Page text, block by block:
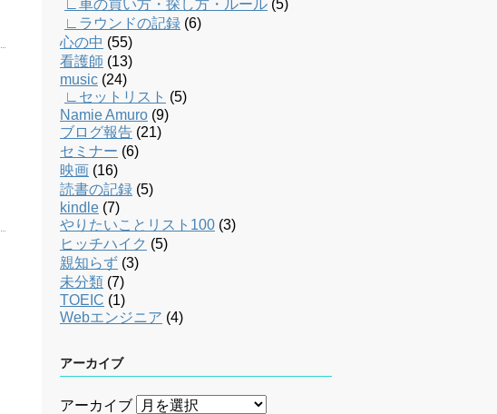
∟車の買い方・探し方・ルール (5)
∟ラウンドの記録 (6)
心の中 (55)
看護師 (13)
music (24)
∟セットリスト (5)
Namie Amuro (9)
ブログ報告 (21)
セミナー (6)
映画 (16)
読書の記録 (5)
kindle (7)
やりたいことリスト100 (3)
ヒッチハイク (5)
親知らず (3)
未分類 (7)
TOEIC (1)
Webエンジニア (4)
アーカイブ
アーカイブ